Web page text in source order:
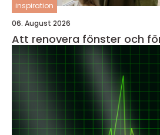
inspiration
06. August 2026
Att renovera fönster och